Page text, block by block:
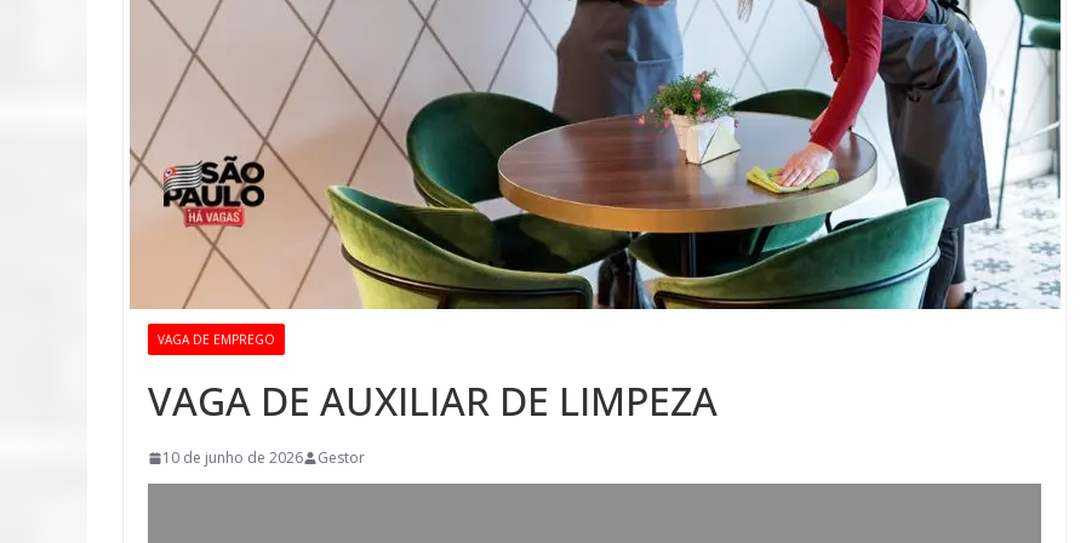
VAGA DE EMPREGO
VAGA DE AUXILIAR DE LIMPEZA
10 de junho de 2026 Gestor